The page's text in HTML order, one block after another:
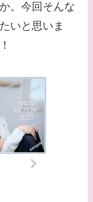
柴咲コウと似
３選！結婚し
いる？北海道
中谷美紀と似
３選！旦那や
る？砂糖断ち
け・効果は？
。今回そんな
いと思いま